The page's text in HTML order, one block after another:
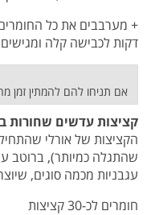
דקות לכבישה קלה
אם תניחו להם להמתין זמן
קציצות עדשים שחורות
הקציצות של אורלי
שהתגלה כמיותר), ברוטב
עגבניות מכמה סוגים,
חומרים לכ-30 קציצות